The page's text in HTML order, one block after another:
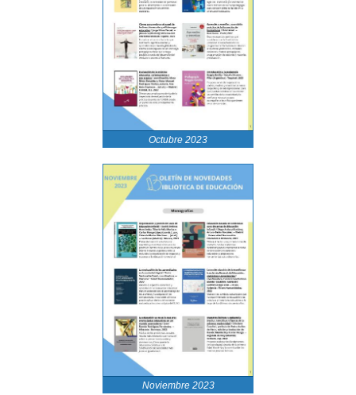
Octubre 2023
Noviembre 2023